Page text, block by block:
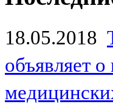
18.05.2018
объявляет